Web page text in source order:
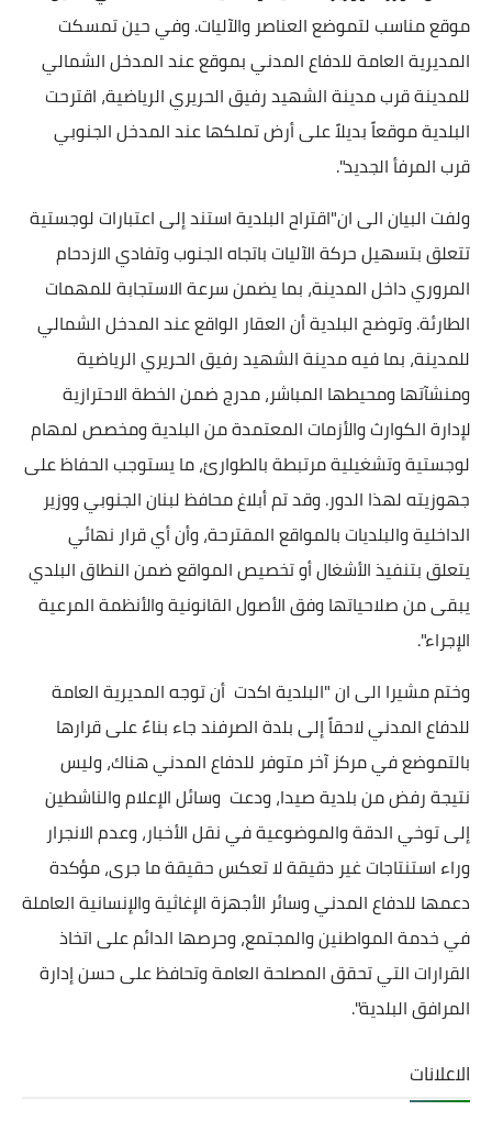
موقع مناسب لتموضع العناصر والآليات. وفي حين تمسكت
المديرية العامة للدفاع المدني بموقع عند المدخل الشمالي
للمدينة قرب مدينة الشهيد رفيق الحريري الرياضية، اقترحت
البلدية موقعاً بديلاً على أرض تملكها عند المدخل الجنوبي
قرب المرفأ الجديد".
ولفت البيان الى ان"اقتراح البلدية استند إلى اعتبارات لوجستية
تتعلق بتسهيل حركة الآليات باتجاه الجنوب وتفادي الازدحام
المروري داخل المدينة، بما يضمن سرعة الاستجابة للمهمات
الطارئة. وتوضح البلدية أن العقار الواقع عند المدخل الشمالي
للمدينة، بما فيه مدينة الشهيد رفيق الحريري الرياضية
ومنشآتها ومحيطها المباشر، مدرج ضمن الخطة الاحترازية
لإدارة الكوارث والأزمات المعتمدة من البلدية ومخصص لمهام
لوجستية وتشغيلية مرتبطة بالطوارئ، ما يستوجب الحفاظ على
جهوزيته لهذا الدور. وقد تم أبلاغ محافظ لبنان الجنوبي ووزير
الداخلية والبلديات بالمواقع المقترحة، وأن أي قرار نهائي
يتعلق بتنفيذ الأشغال أو تخصيص المواقع ضمن النطاق البلدي
يبقى من صلاحياتها وفق الأصول القانونية والأنظمة المرعية
الإجراء".
وختم مشيرا الى ان "البلدية اكدت أن توجه المديرية العامة
للدفاع المدني لاحقاً إلى بلدة الصرفند جاء بناءً على قرارها
بالتموضع في مركز آخر متوفر للدفاع المدني هناك، وليس
نتيجة رفض من بلدية صيدا، ودعت وسائل الإعلام والناشطين
إلى توخي الدقة والموضوعية في نقل الأخبار، وعدم الانجرار
وراء استنتاجات غير دقيقة لا تعكس حقيقة ما جرى، مؤكدة
دعمها للدفاع المدني وسائر الأجهزة الإغاثية والإنسانية العاملة
في خدمة المواطنين والمجتمع، وحرصها الدائم على اتخاذ
القرارات التي تحقق المصلحة العامة وتحافظ على حسن إدارة
المرافق البلدية".
الاعلانات